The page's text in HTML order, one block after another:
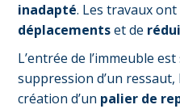
inadapté. Les travaux
déplacementset de
L’entrée de l’immeuble
suppression d’un ressaut,
création d’un palier de